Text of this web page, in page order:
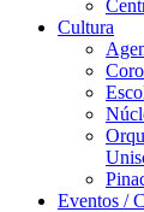
Cultura
Eventos /